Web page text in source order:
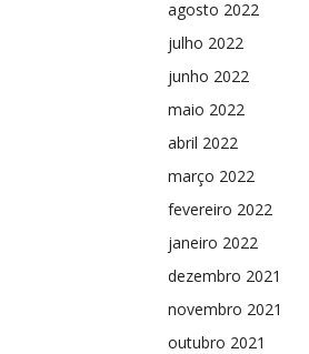
agosto 2022
julho 2022
junho 2022
maio 2022
abril 2022
março 2022
fevereiro 2022
janeiro 2022
dezembro 2021
novembro 2021
outubro 2021